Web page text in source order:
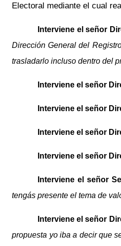
Electoral mediante el cual
Interviene el señor
Dirección General del
trasladarlo incluso dentro del
Interviene el señor
Interviene el señor
Interviene el señor
Interviene el señor
Interviene el señor
tengás presente el tema de
Interviene el señor
propuesta yo iba a decir que